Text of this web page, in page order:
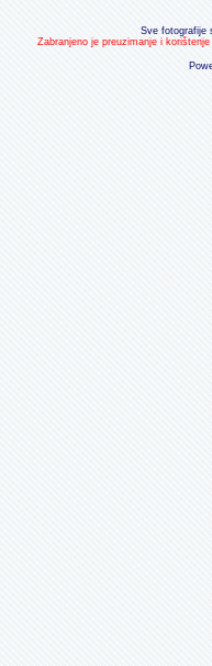
Sve fotografije
Zabranjeno je preuzimanje i